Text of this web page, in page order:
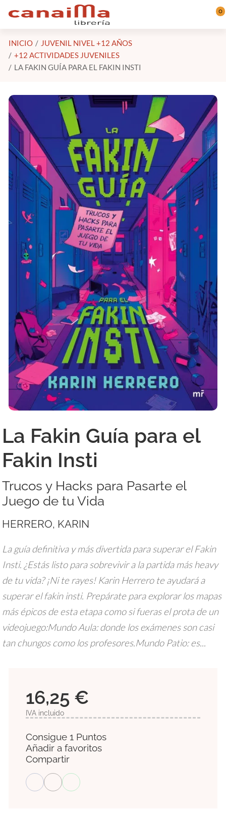
Saltar al contenido principal 0
INICIO
JUVENIL NIVEL +12 AÑOS
+12 ACTIVIDADES JUVENILES
LA FAKIN GUÍA PARA EL FAKIN INSTI
La Fakin Guía para el
Fakin Insti
Trucos y Hacks para Pasarte el
Juego de tu Vida
HERRERO, KARIN
La guía definitiva y más divertida para superar el Fakin
Insti. ¿Estás listo para sobrevivir a la partida más heavy
de tu vida? ¡Ni te rayes! Karin Herrero te ayudará a
superar el fakin insti. Prepárate para explorar los mapas
más épicos de esta etapa como si fueras el prota de un
videojuego:Mundo Aula: donde los exámenes son casi
tan chungos como los profesores.Mundo Patio: es...
16,25 €
IVA incluido
Consigue 1 Puntos
Añadir a favoritos
Compartir